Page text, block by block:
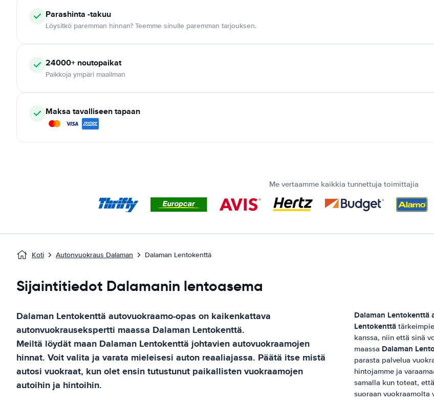
Parashinta -takuu
Löysitkö paremman hinnan? Teemme sinulle paremman tarjouksen.
24000+ noutopaikat
Paikkoja ympäri maailman
Maksa tavalliseen tapaan
Me vertaamme kaikkia tunnettuja toimittajia
Koti Autonvuokraus Dalaman Dalaman Lentokenttä
Sijaintitiedot Dalamanin lentoasema
Dalaman Lentokenttä autovuokraamo-opas on kaikenkattava
autonvuokrausekspertti maassa Dalaman Lentokenttä.
Meiltä löydät maan Dalaman Lentokenttä johtavien autovuokraamojen
hinnat. Voit valita ja varata mieleisesi auton reaaliajassa. Päätä itse mistä
autosi vuokraat, kun olet ensin tutustunut paikallisten vuokraamojen
autoihin ja hintoihin.
Dalaman Lentokenttä
Lentokenttä
kanssa, niin että sinä
maassa Dalaman
parasta palvelua
hintojamme ja
samalla kun toteat,
suoraan vuokraamolta